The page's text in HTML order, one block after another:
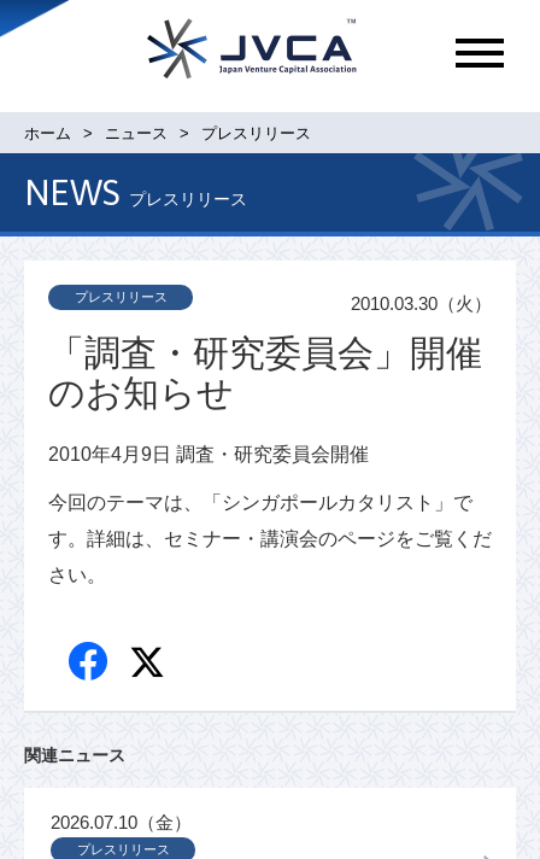
メ
ュ
ホーム ニュース プレスリリース
NEWS プレスリリース
「調査・研究委員会」開催
のお知らせ
プレスリリース 2010.03.30（火）
2010年4月9日 調査・研究委員会開催
今回のテーマは、「シンガポールカタリスト」で
す。詳細は、セミナー・講演会のページをご覧くだ
さい。
関連ニュース
プレスリリース
2026.07.10（金）